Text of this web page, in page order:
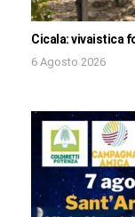
Cicala: vivaistica
6 Agosto 2026